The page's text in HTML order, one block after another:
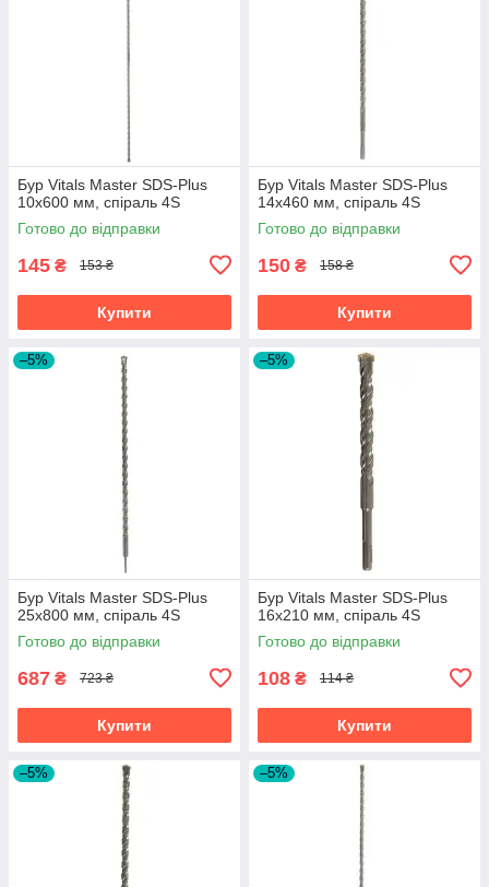
Бур Vitals Master SDS-Plus
10х600 мм, спіраль 4S
Готово до відправки
145 ₴ 153 ₴
Купити
Бур Vitals Master SDS-Plus
14х460 мм, спіраль 4S
Готово до відправки
150 ₴ 158 ₴
Купити
–5%
Бур Vitals Master SDS-Plus
25х800 мм, спіраль 4S
Готово до відправки
687 ₴ 723 ₴
Купити
–5%
Бур Vitals Master SDS-Plus
16х210 мм, спіраль 4S
Готово до відправки
108 ₴ 114 ₴
Купити
–5% –5%